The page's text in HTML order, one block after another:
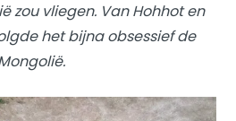
zou vliegen. Van Hohhot en
het bijna obsessief de